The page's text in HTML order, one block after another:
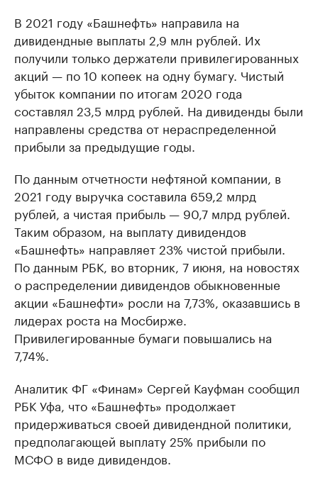
В 2021 году «Башнефть» направила на
дивидендные выплаты 2,9 млн рублей. Их
получили только держатели привилегированных
акций — по 10 копеек на одну бумагу. Чистый
убыток компании по итогам 2020 года
составлял 23,5 млрд рублей. На дивиденды были
направлены средства от нераспределенной
прибыли за предыдущие годы.
По данным отчетности нефтяной компании, в
2021 году выручка составила 659,2 млрд
рублей, а чистая прибыль — 90,7 млрд рублей.
Таким образом, на выплату дивидендов
«Башнефть» направляет 23% чистой прибыли.
По данным РБК, во вторник, 7 июня, на новостях
о распределении дивидендов обыкновенные
акции «Башнефти» росли на 7,73%, оказавшись в
лидерах роста на Мосбирже.
Привилегированные бумаги повышались на
7,74%.
Аналитик ФГ «Финам» Сергей Кауфман сообщил
РБК Уфа, что «Башнефть» продолжает
придерживаться своей дивидендной политики,
предполагающей выплату 25% прибыли по
МСФО в виде дивидендов.